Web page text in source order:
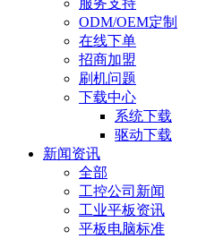
服务支持
ODM/OEM定制
在线下单
招商加盟
刷机问题
下载中心
系统下载
驱动下载
新闻资讯
全部
工控公司新闻
工业平板资讯
平板电脑标准